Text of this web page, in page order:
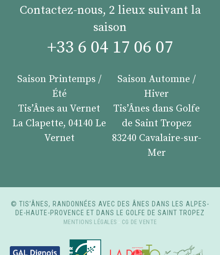
Contactez-nous, 2 lieux suivant la
saison
+33 6 04 17 06 07
Saison Printemps /
Été
Tis’Ânes au Vernet
La Clapette, 04140 Le
Vernet
Saison Automne /
Hiver
Tis’Ânes dans Golfe
de Saint Tropez
83240 Cavalaire-sur-
Mer
© TIS’ÂNES, RANDONNÉES AVEC DES ÂNES DANS LES ALPES-
DE-HAUTE-PROVENCE ET DANS LE GOLFE DE SAINT TROPEZ
MENTIONS LÉGALES - CG DE VENTE